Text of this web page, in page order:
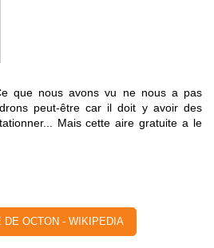
que nous avons vu ne nous a pas
peut-être car il doit y avoir des
Mais cette aire gratuite a le
DE OCTON - WIKIPEDIA